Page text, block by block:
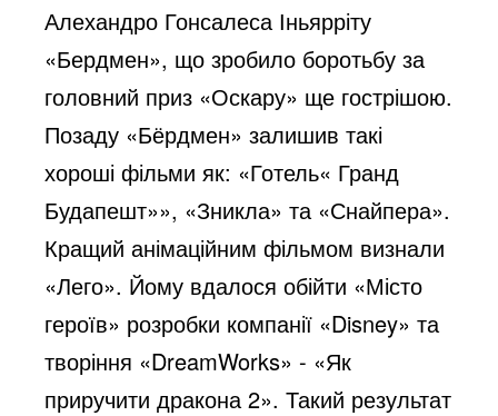
Алехандро Гонсалеса Іньярріту
«Бердмен», що зробило боротьбу за
головний приз «Оскару» ще гострішою.
Позаду «Бёрдмен» залишив такі
хороші фільми як: «Готель« Гранд
Будапешт»», «Зникла» та «Снайпера».
Кращий анімаційним фільмом визнали
«Лего». Йому вдалося обійти «Місто
героїв» розробки компанії «Disney» та
творіння «DreamWorks» - «Як
приручити дракона 2». Такий результат